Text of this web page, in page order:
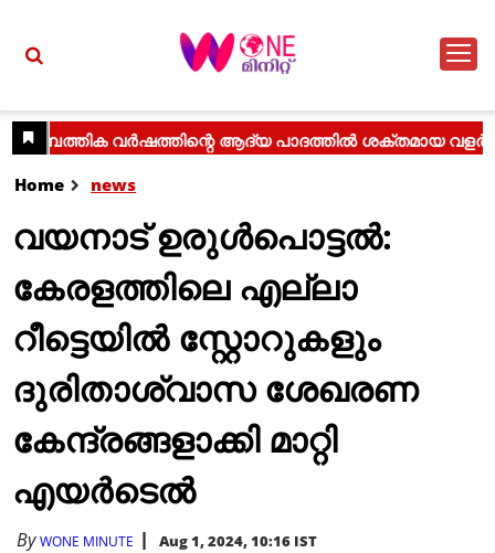
Home news
വയനാട് ഉരുൾപൊട്ടൽ:
കേരളത്തിലെ എല്ലാ
റീട്ടെയിൽ സ്റ്റോറുകളും
ദുരിതാശ്വാസ ശേഖരണ
കേന്ദ്രങ്ങളാക്കി മാറ്റി
എയർടെൽ
ByWONE MINUTE Aug 1, 2024, 10:16 IST